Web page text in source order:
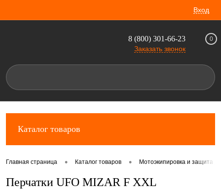
Вход
8 (800) 301-66-23
Заказать звонок
0
Каталог товаров
Главная страница • Каталог товаров • Мотоэкипировка и защита
Перчатки UFO MIZAR F XXL